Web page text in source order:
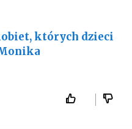
których dzieci